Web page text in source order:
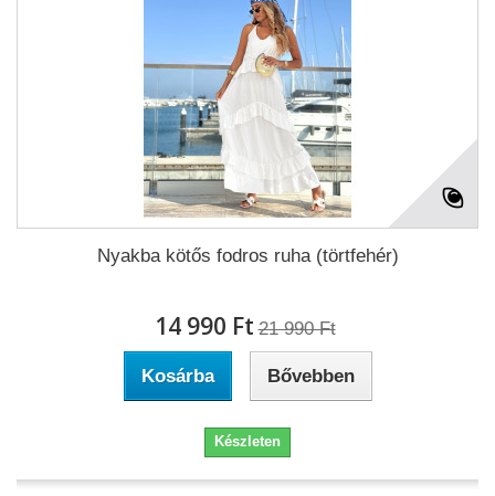
Nyakba kötős fodros ruha (törtfehér)
14 990 Ft‎ 21 990 Ft‎
Kosárba Bővebben
Készleten